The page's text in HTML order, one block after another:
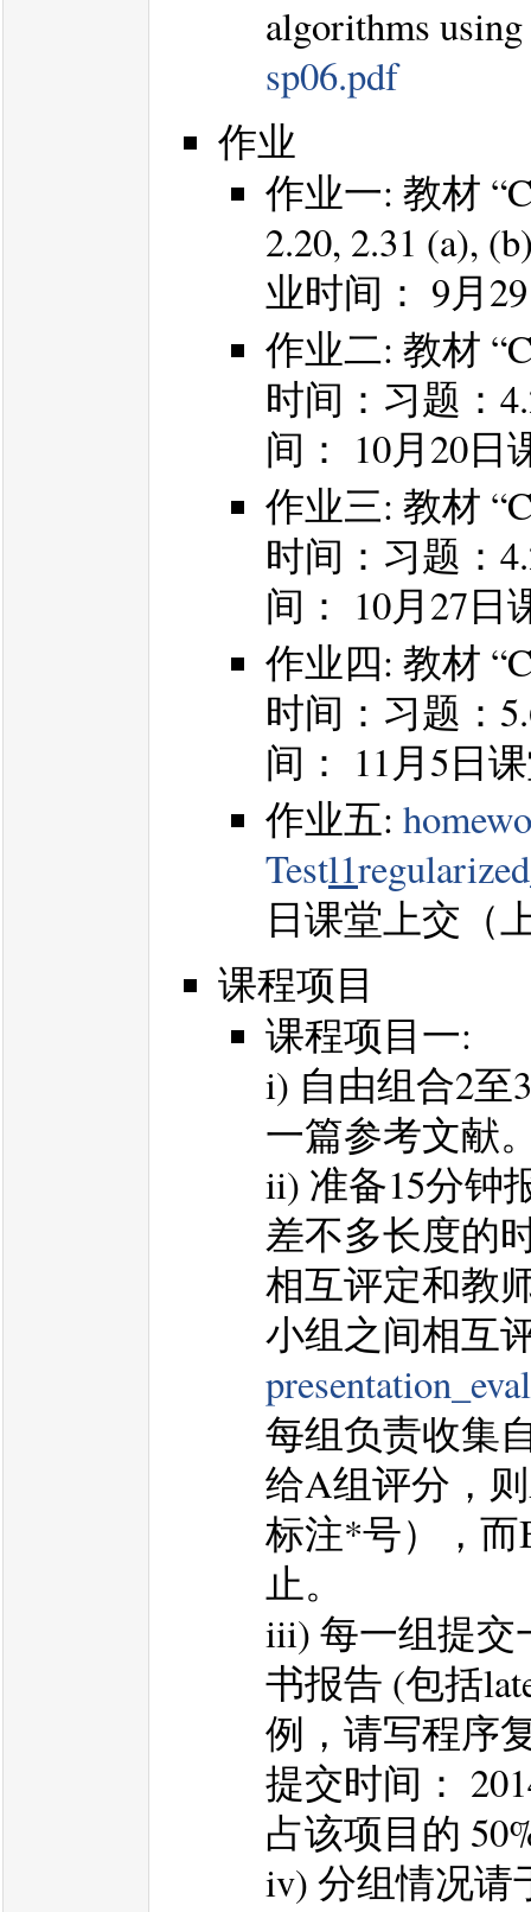
algorithms
sp06.pdf
作业
作业一: 教材
2.20, 2.31 (a),
业时间： 9月
作业二: 教材
时间：习题：
间： 10月20
作业三: 教材
时间：习题：
间： 10月27
作业四: 教材
时间：习题：
间： 11月5日
作业五:
Testl1
日课堂上交（
课程项目
课程项目一:
i) 自由组合2至
一篇参考文献
ii) 准备15分钟
差不多长度的
相互评定和教
小组之间相互
每组负责收集
给A组评分，
标注*号），而
止。
iii) 每一组提交
书报告 (包括
例，请写程序
提交时间：
占该项目的
iv) 分组情况请